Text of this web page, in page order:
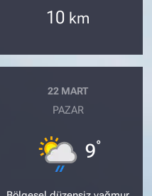
10 km
22 MART
PAZAR
9°